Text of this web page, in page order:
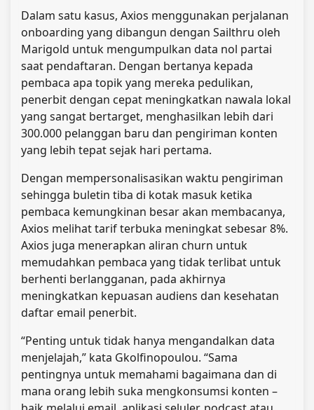
Dalam satu kasus, Axios menggunakan perjalanan
onboarding yang dibangun dengan Sailthru oleh
Marigold untuk mengumpulkan data nol partai
saat pendaftaran. Dengan bertanya kepada
pembaca apa topik yang mereka pedulikan,
penerbit dengan cepat meningkatkan nawala lokal
yang sangat bertarget, menghasilkan lebih dari
300.000 pelanggan baru dan pengiriman konten
yang lebih tepat sejak hari pertama.
Dengan mempersonalisasikan waktu pengiriman
sehingga buletin tiba di kotak masuk ketika
pembaca kemungkinan besar akan membacanya,
Axios melihat tarif terbuka meningkat sebesar 8%.
Axios juga menerapkan aliran churn untuk
memudahkan pembaca yang tidak terlibat untuk
berhenti berlangganan, pada akhirnya
meningkatkan kepuasan audiens dan kesehatan
daftar email penerbit.
“Penting untuk tidak hanya mengandalkan data
menjelajah,” kata Gkolfinopoulou. “Sama
pentingnya untuk memahami bagaimana dan di
mana orang lebih suka mengkonsumsi konten –